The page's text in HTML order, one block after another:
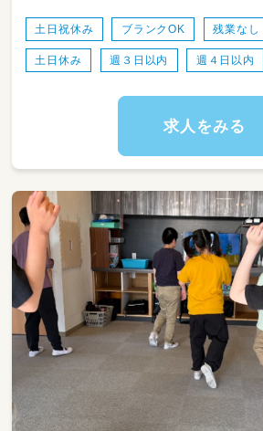
土日祝休み ブランクOK 残業なし
土日休み 週３日以内 週４日以内
求人をみる